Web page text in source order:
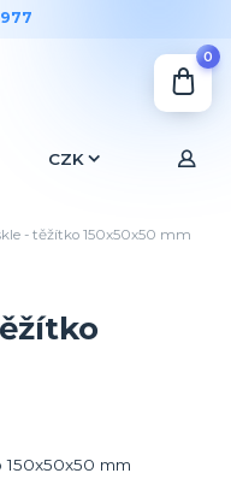
CZK
0
- těžítko 150x50x50 mm